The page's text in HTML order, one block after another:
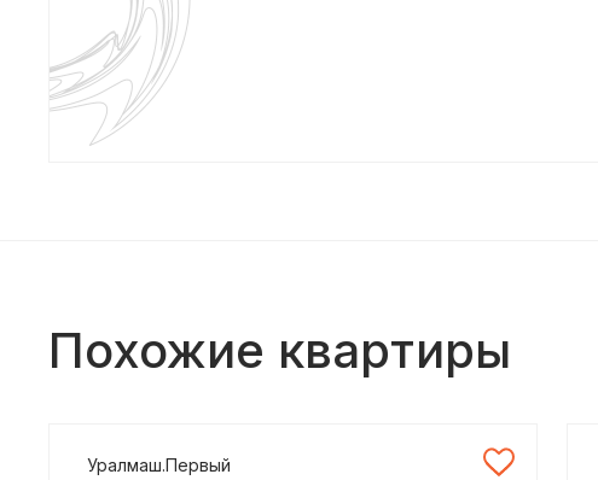
Похожие квартиры
Уралмаш.Первый